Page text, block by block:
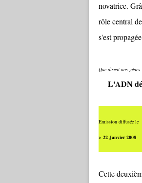
novatrice.
rôle central
s'est
Que disent nos gènes
L'ADN
Emission diffusée le
> 22 Janvier 2008
Cette